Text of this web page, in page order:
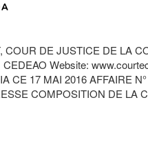
DE JUSTICE DE LA
Website:
CE 17 MAI 2016 AFFAIRE
COMPOSITION DE LA